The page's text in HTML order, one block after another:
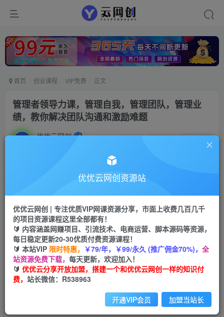
首页 创业课程 VIP免费 正文
管理者领导力课，管理自我，管理团队，管理业
绩，教你解决团队沟通和激励难题
优优云网创 私信
云币9.9云币99
会员免费
立即购买
您当前未登录！建议登陆后购买，可保存购买订单
优优云网创资源站
优优云网创 | 专注优质VIP网课资源分享，市面上收费几百几千
的项目资源课程这里全部都有！
🔰 内容涵盖网赚项目、引流技术、电商运营、脚本源码等资源，
每日稳定更新20-30优质付费资源课程！
🔰 本站VIP 限时特惠， ￥79/年，￥99/永久 (推广佣金70%)， 全
站资源免费下载， 每天更新，欢迎加入！
🔰 优优云分享开放加盟，搭建一个和优优云网创一样的知识付
费， 站长微信：R538963
开通VIP会员 加盟当站长